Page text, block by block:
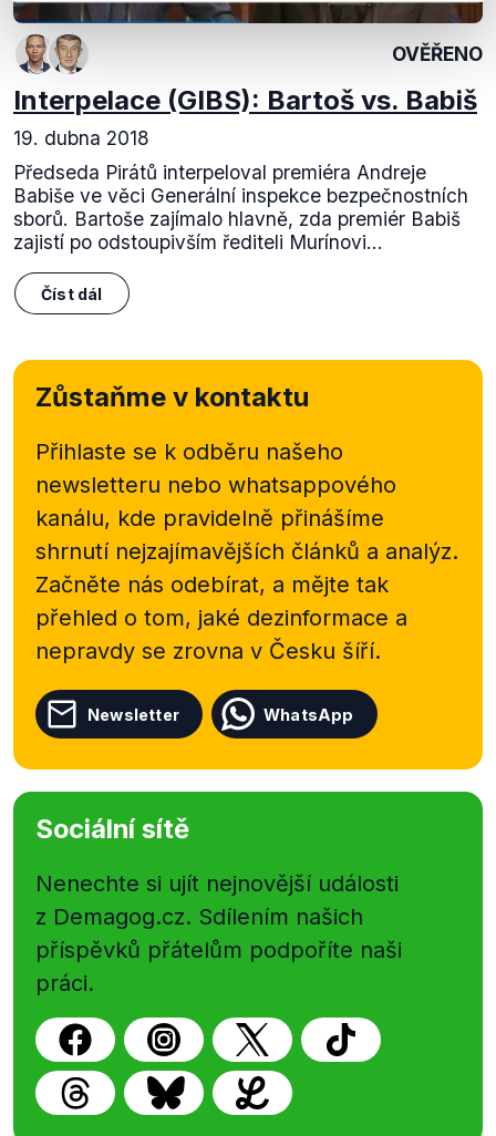
OVĚŘENO
Interpelace (GIBS): Bartoš vs. Babiš
19. dubna 2018
Předseda Pirátů interpeloval premiéra Andreje
Babiše ve věci Generální inspekce bezpečnostních
sborů. Bartoše zajímalo hlavně, zda premiér Babiš
zajistí po odstoupivším řediteli Murínovi...
Číst dál
Zůstaňme v kontaktu
Přihlaste se k odběru našeho
newsletteru nebo whatsappového
kanálu, kde pravidelně přinášíme
shrnutí nejzajímavějších článků a analýz.
Začněte nás odebírat, a mějte tak
přehled o tom, jaké dezinformace a
nepravdy se zrovna v Česku šíří.
Newsletter WhatsApp
Sociální sítě
Nenechte si ujít nejnovější události
z Demagog.cz. Sdílením našich
příspěvků přátelům podpoříte naši
práci.